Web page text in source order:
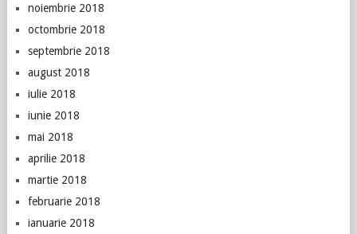
noiembrie 2018
octombrie 2018
septembrie 2018
august 2018
iulie 2018
iunie 2018
mai 2018
aprilie 2018
martie 2018
februarie 2018
ianuarie 2018